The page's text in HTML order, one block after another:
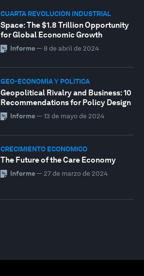
CUARTA REVOLUCIÓN INDUSTRIAL
Space: The $1.8 Trillion Opportunity
for Global Economic Growth
Informe— 8 de abril de 2024
GEO-ECONOMÍA Y POLÍTICA
Geopolitical Rivalry and Business: 10
Recommendations for Policy Design
Informe— 13 de mayo de 2024
CRECIMIENTO ECONÓMICO
The Future of the Care Economy
Informe— 27 de marzo de 2024